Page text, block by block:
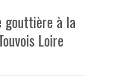
gouttière à la
Loire